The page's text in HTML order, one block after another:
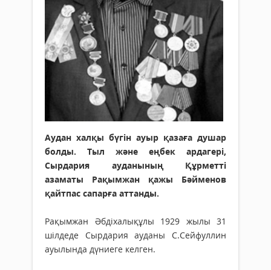
Аудан халқы бүгін ауыр қазаға душар
болды. Тыл және еңбек ардагері,
Сырдария ауданының Құрметті
азаматы Рақымжан қажы Бәйменов
қайтпас сапарға аттанды.
Рақымжан Әбдіхалықұлы 1929 жылы 31
шілдеде Сырдария ауданы С.Сейфуллин
ауылында дүниеге келген.